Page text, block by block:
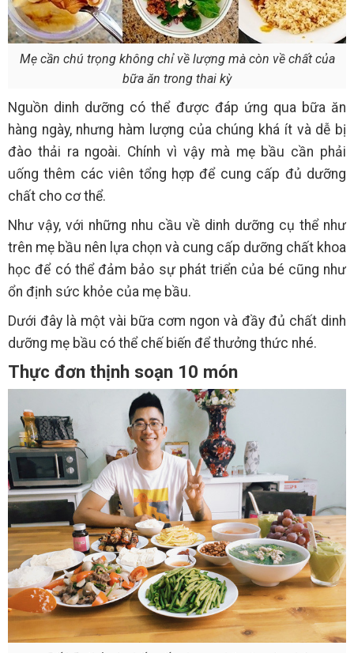
Mẹ cần chú trọng không chỉ về lượng mà còn về chất của
bữa ăn trong thai kỳ
Nguồn dinh dưỡng có thể được đáp ứng qua bữa ăn
hàng ngày, nhưng hàm lượng của chúng khá ít và dễ bị
đào thải ra ngoài. Chính vì vậy mà mẹ bầu cần phải
uống thêm các viên tổng hợp để cung cấp đủ dưỡng
chất cho cơ thể.
Như vậy, với những nhu cầu về dinh dưỡng cụ thể như
trên mẹ bầu nên lựa chọn và cung cấp dưỡng chất khoa
học để có thể đảm bảo sự phát triển của bé cũng như
ổn định sức khỏe của mẹ bầu.
Dưới đây là một vài bữa cơm ngon và đầy đủ chất dinh
dưỡng mẹ bầu có thể chế biến để thưởng thức nhé.
Thực đơn thịnh soạn 10 món